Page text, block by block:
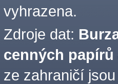
vyhrazena.
Zdroje dat:
cenných papírů
ze zahraničí